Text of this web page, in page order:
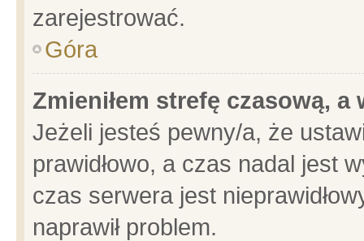
zarejestrować.
Góra
Zmieniłem strefę czasową,
Jeżeli jesteś pewny/a, że
prawidłowo, a czas nadal jest
czas serwera jest
naprawił problem.